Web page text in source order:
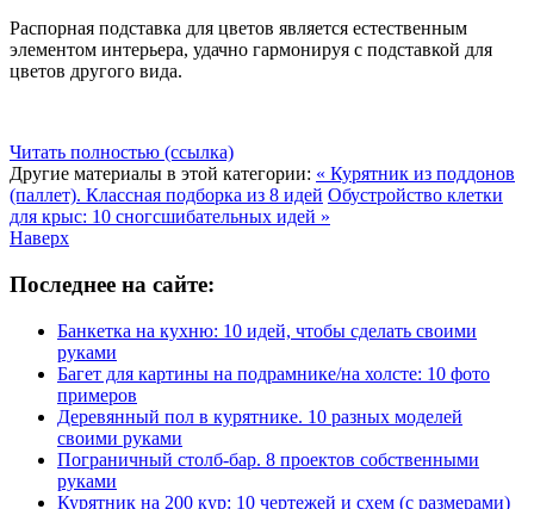
Распорная подставка для цветов является естественным
элементом интерьера, удачно гармонируя с подставкой для
цветов другого вида.
Читать полностью (ссылка)
Другие материалы в этой категории: « Курятник из поддонов
(паллет). Классная подборка из 8 идей Обустройство клетки
для крыс: 10 сногсшибательных идей »
Наверх
Последнее на сайте:
Банкетка на кухню: 10 идей, чтобы сделать своими
руками
Багет для картины на подрамнике/на холсте: 10 фото
примеров
Деревянный пол в курятнике. 10 разных моделей
своими руками
Пограничный столб-бар. 8 проектов собственными
руками
Курятник на 200 кур: 10 чертежей и схем (с размерами)